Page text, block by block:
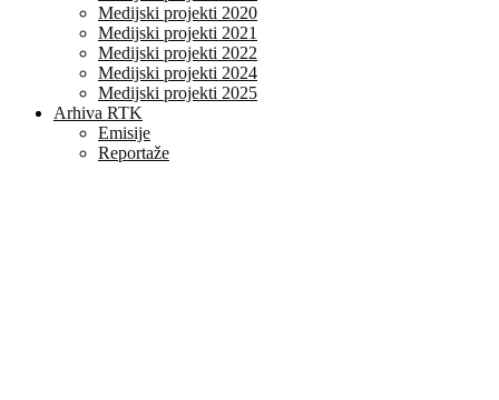
Medijski projekti 2020
Medijski projekti 2021
Medijski projekti 2022
Medijski projekti 2024
Medijski projekti 2025
Arhiva RTK
Emisije
Reportaže